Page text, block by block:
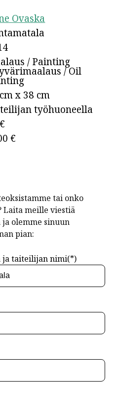
Ovaska
/ Painting
/ Oil
x 38 cm
työhuoneella
€
tai onko
Laita meille viestiä
olemme sinuun
pian:
ja taiteilijan nimi(*)